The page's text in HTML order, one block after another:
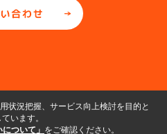
状況把握、サービス向上検討を目的と
います。
ついて」 をご確認ください。